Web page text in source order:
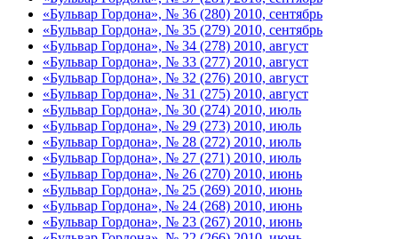
«Бульвар Гордона», № 36 (280) 2010, сентябрь
«Бульвар Гордона», № 35 (279) 2010, сентябрь
«Бульвар Гордона», № 34 (278) 2010, август
«Бульвар Гордона», № 33 (277) 2010, август
«Бульвар Гордона», № 32 (276) 2010, август
«Бульвар Гордона», № 31 (275) 2010, август
«Бульвар Гордона», № 30 (274) 2010, июль
«Бульвар Гордона», № 29 (273) 2010, июль
«Бульвар Гордона», № 28 (272) 2010, июль
«Бульвар Гордона», № 27 (271) 2010, июль
«Бульвар Гордона», № 26 (270) 2010, июнь
«Бульвар Гордона», № 25 (269) 2010, июнь
«Бульвар Гордона», № 24 (268) 2010, июнь
«Бульвар Гордона», № 23 (267) 2010, июнь